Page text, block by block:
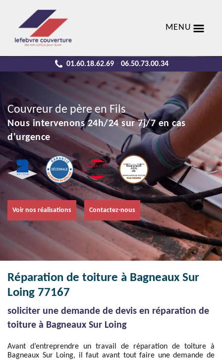
MENU
01.60.18.62.69 - 06.50.73.00.34
Couvreur de père en Fils
Nous intervenons 24h/24 sur 7j/7 en cas
d'urgence
Voir nos réalisations Contactez-nous
Réparation de toiture à Bagneaux Sur
Loing 77167
soliciter une demande de devis en réparation de
toiture à Bagneaux Sur Loing
Avant d’entreprendre un travail de réparation de toiture à
Bagneaux Sur Loing, il faut avant tout faire une demande de